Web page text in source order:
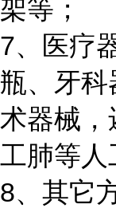
架等；
7、医疗
瓶、牙
术器械，
工肺等人
8、其它